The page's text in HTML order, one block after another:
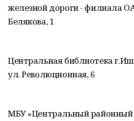
железной дороги - филиала
Белякова, 1
Центральная библиотека
ул. Революционная, 6
МБУ «Центральный